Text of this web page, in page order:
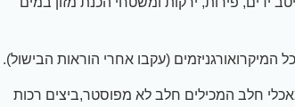
(עקבו אחרי הוראות הבישול).
חלב המכילים חלב לא מפוסטר,ביצים רכות